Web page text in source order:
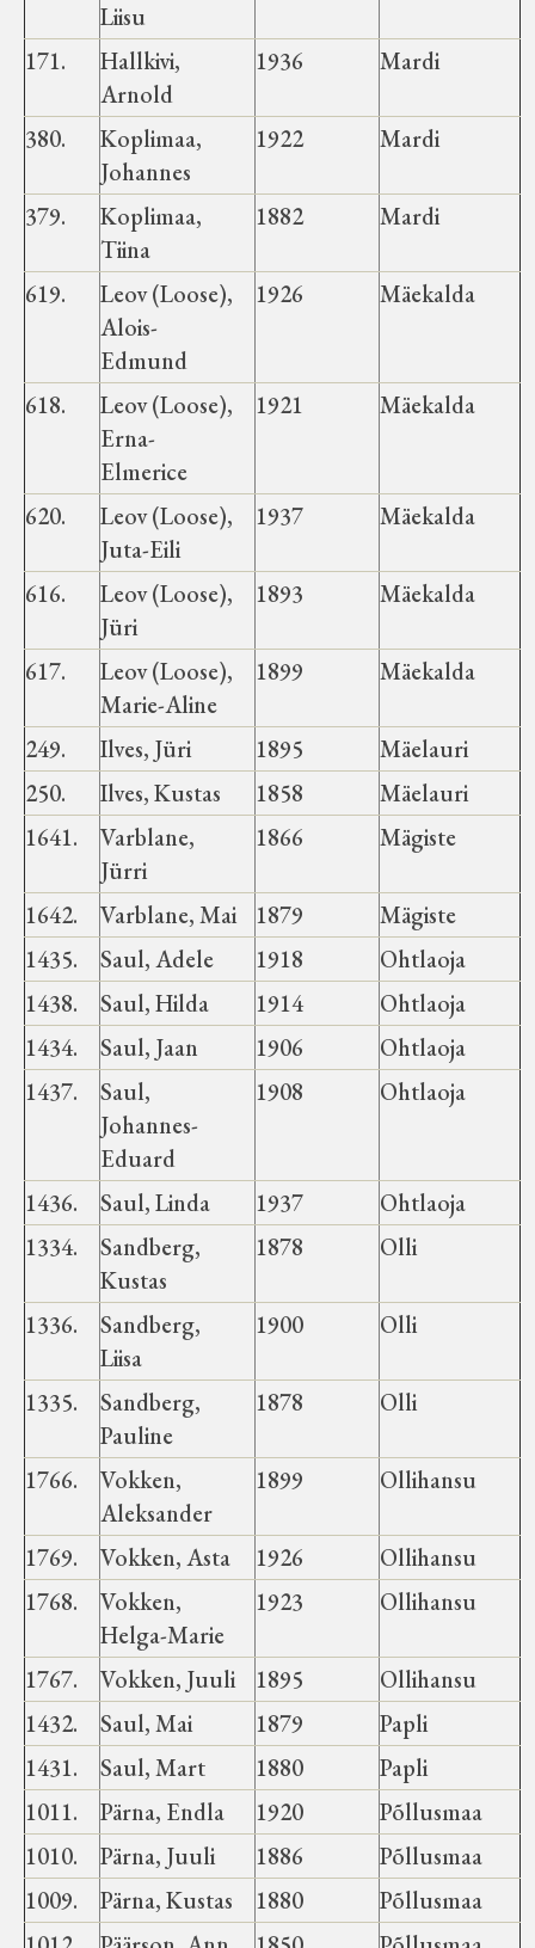
Liisu
171.
Hallkivi,
Arnold
1936 Mardi
380.
Koplimaa,
Johannes
1922 Mardi
379.
Koplimaa,
Tiina
1882 Mardi
619.
Leov (Loose),
Alois-
Edmund
1926 Mäekalda
618.
Leov (Loose),
Erna-
Elmerice
1921 Mäekalda
620.
Leov (Loose),
Juta-Eili
1937 Mäekalda
616.
Leov (Loose),
Jüri
1893 Mäekalda
617.
Leov (Loose),
Marie-Aline
1899 Mäekalda
249. Ilves, Jüri 1895
Mäelauri
250.
Ilves, Kustas 1858
Mäelauri
1641.
Varblane,
Jürri
1866 Mägiste
1642. Varblane, Mai 1879
Mägiste
1435.
Saul, Adele 1918
Ohtlaoja
1438.
Saul, Hilda 1914
Ohtlaoja
1434.
Saul, Jaan 1906
Ohtlaoja
1437.
Saul,
Johannes-
Eduard
1908 Ohtlaoja
1436. Saul, Linda 1937
Ohtlaoja
1334.
Sandberg,
Kustas
1878 Olli
1336.
Sandberg,
Liisa
1900 Olli
1335.
Sandberg,
Pauline
1878 Olli
1766.
Vokken,
Aleksander
1899 Ollihansu
1769. Vokken, Asta 1926
Ollihansu
1768.
Vokken,
Helga-Marie
1923 Ollihansu
1767. Vokken, Juuli 1895
Ollihansu
1432.
Saul, Mai 1879
Papli
1431.
Saul, Mart 1880
Papli
1011.
Pärna, Endla 1920
Põllusmaa
1010.
Pärna, Juuli 1886
Põllusmaa
1009.
Pärna, Kustas 1880
Põllusmaa